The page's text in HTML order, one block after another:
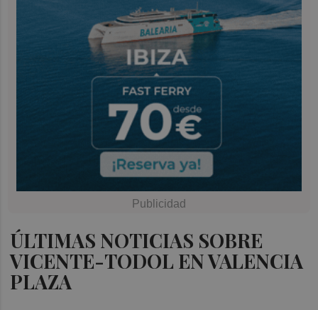
ÚLTIMAS NOTICIAS SOBRE
VICENTE-TODOL EN VALENCIA
PLAZA